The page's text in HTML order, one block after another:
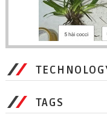
TAGS